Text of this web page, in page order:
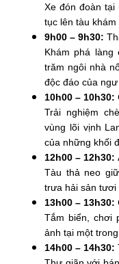
Xe đón đoàn tại
tục lên tàu khám
9h00 – 9h30:
Khám phá
trăm ngôi nhà
độc đáo của ngư
10h00 – 10h30:
Trải nghiệm
vùng lõi vịnh
của những khối
12h00 – 12h30:
Tàu thả neo
trưa hải sản tươi
13h00 – 13h30:
Tắm biển, chơi
ảnh tại một
14h00 – 14h30: